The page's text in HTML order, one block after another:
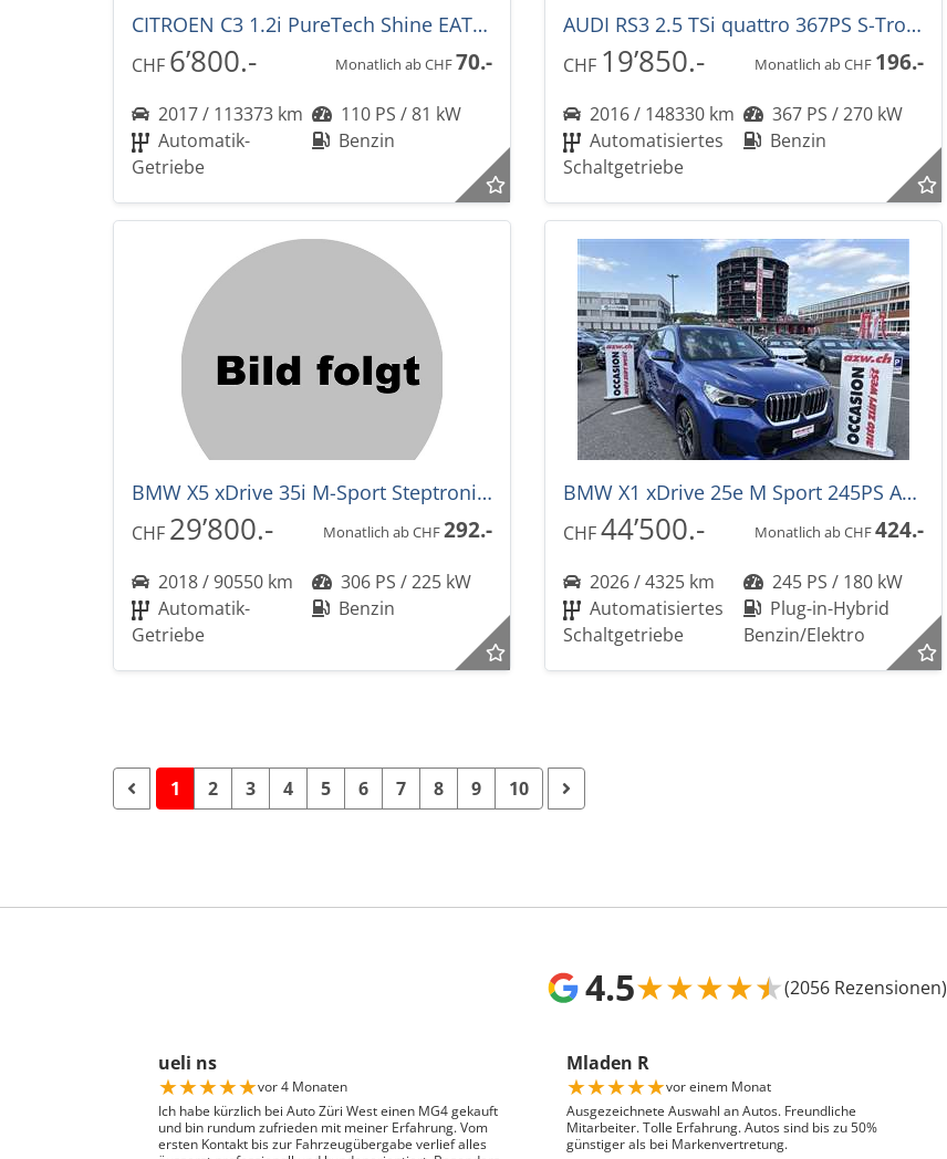
CITROEN C3 1.2i PureTech Shine EAT-Automat
CHF 6’800.- Monatlich ab CHF70.-
2017 / 113373 km
110 PS / 81 kW
Automatik-
Getriebe
Benzin
AUDI RS3 2.5 TSi quattro 367PS S-Tronic Automat
CHF 19’850.- Monatlich ab CHF 196.-
2016 / 148330 km
367 PS / 270 kW
Automatisiertes
Schaltgetriebe
Benzin
BMW X5 xDrive 35i M-Sport Steptronic-Automat
CHF 29’800.- Monatlich ab CHF292.-
2018 / 90550 km
306 PS / 225 kW
Automatik-
Getriebe
Benzin
BMW X1 xDrive 25e M Sport 245PS Automat
CHF44’500.- Monatlich ab CHF424.-
2026 / 4325 km
245 PS / 180 kW
Automatisiertes
Schaltgetriebe
Plug-in-Hybrid
Benzin/Elektro
1 2 3 4 5 6 7 8 9 10
4.5★★★★★(2056 Rezensionen)
ueli ns
★★★★★vor 4 Monaten
Ich habe kürzlich bei Auto Züri West einen MG4 gekauft
und bin rundum zufrieden mit meiner Erfahrung. Vom
ersten Kontakt bis zur Fahrzeugübergabe verlief alles
Mladen R
★★★★★vor einem Monat
Ausgezeichnete Auswahl an Autos. Freundliche
Mitarbeiter. Tolle Erfahrung. Autos sind bis zu 50%
günstiger als bei Markenvertretung.